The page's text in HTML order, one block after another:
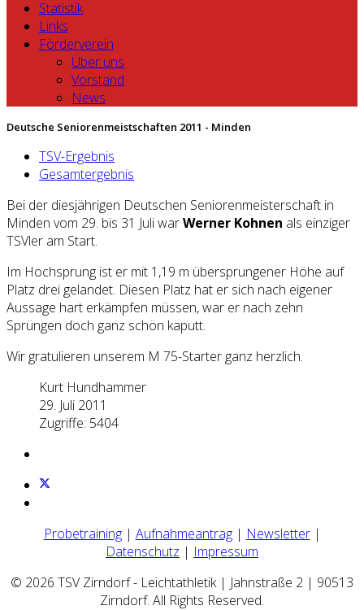
Statistik
Links
Förderverein
Über uns
Vorstand
News
Deutsche Seniorenmeistschaften 2011 - Minden
TSV-Ergebnis
Gesamtergebnis
Bei der diesjährigen Deutschen Seniorenmeisterschaft in
Minden vom 29. bis 31 Juli warWerner Kohnen als einziger
TSVler am Start.
Im Hochsprung ist er mit 1,19 m übersprungener Höhe auf
Platz drei gelandet. Diesen Platz hat er sich nach eigener
Aussage hart erkämpfen müssen, war er nach zehn
Sprüngen doch ganz schön kaputt.
Wir gratulieren unserem M 75-Starter ganz herzlich.
Kurt Hundhammer
29. Juli 2011
Zugriffe: 5404
Probetraining| Aufnahmeantrag| Newsletter|
Datenschutz | Impressum
© 2026 TSV Zirndorf - Leichtathletik | Jahnstraße 2 | 90513
Zirndorf. All Rights Reserved.